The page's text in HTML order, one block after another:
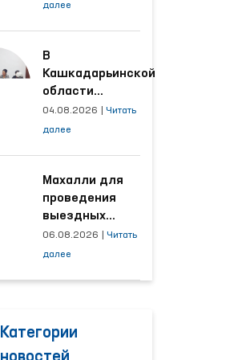
трудятся
осуждённые
далее
В
Кашкадарьинской
области
налажена
адресная работа
наибольшее
количество
обращений
04.08.2026
Читать
далее
Махалли для
проведения
выездных
приёмов
определяются
06.08.2026
Читать
далее
Категории